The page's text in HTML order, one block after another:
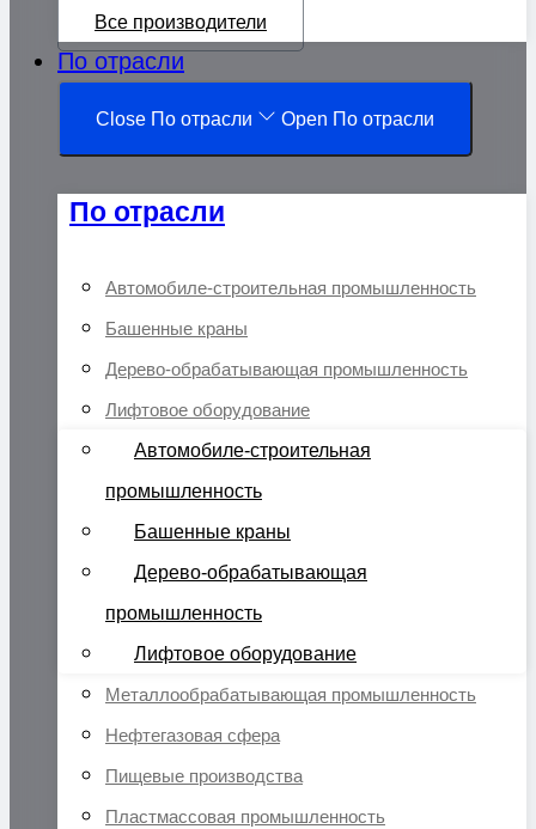
Все производители
По отрасли
Close По отрасли Open По отрасли
По отрасли
Автомобиле-строительная промышленность
Башенные краны
Дерево-обрабатывающая промышленность
Лифтовое оборудование
Автомобиле-строительная
промышленность
Башенные краны
Дерево-обрабатывающая
промышленность
Лифтовое оборудование
Металлообрабатывающая промышленность
Нефтегазовая сфера
Пищевые производства
Пластмассовая промышленность